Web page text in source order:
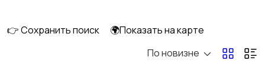
Ручные инструменты
👉 Сохранить поиск
🌍Показать на карте
По новизне